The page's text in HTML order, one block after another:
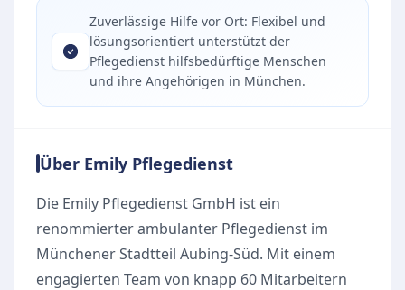
Zuverlässige Hilfe vor Ort: Flexibel und
lösungsorientiert unterstützt der
Pflegedienst hilfsbedürftige Menschen
und ihre Angehörigen in München.
Über Emily Pflegedienst
Die Emily Pflegedienst GmbH ist ein
renommierter ambulanter Pflegedienst im
Münchener Stadtteil Aubing-Süd. Mit einem
engagierten Team von knapp 60 Mitarbeitern